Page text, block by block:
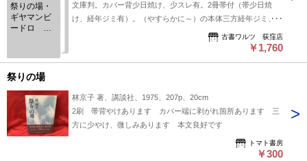
祭りの場・
ギヤマンビ
ードロ
かに今はね
むり給え・
道/長い時間
をかけた人
間の経験
（講談社文
芸文庫）
の3冊
文庫判。カバー背少日焼け、少スレ有。2冊帯付（帯少日焼
け、経年ジミ有）。（やすらかに～）の本体三方経年ジミ、
（長い時間～）の本体三方少経年ジミ有。（祭りの場～）の本
体良好。27刷/初版/初版。定価合計：3254円+税。ベージュ色/
古書ワルツ 荻窪店
￥1,760
祭りの場
林京子 著、講談社、1975、207p、20cm
2刷 帯背やけあります カバー端に剥がれ箇所あります 三
方に少やけ、微しみあります 本文良好です
トマト書房
￥300